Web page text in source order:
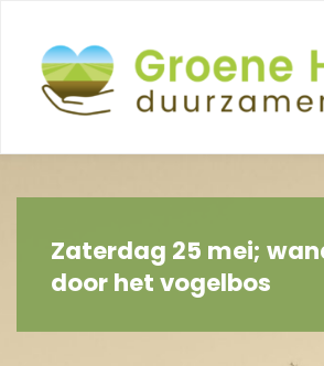
inhoud
Zaterdag 25 mei;
door het vogelbos